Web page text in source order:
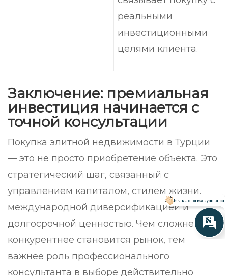
реальными
инвестиционными
целями клиента.
Заключение: премиальная
инвестиция начинается с
точной консультации
Покупка элитной недвижимости в Турции
— это не просто приобретение объекта. Это
стратегический шаг, связанный с
управлением капиталом, стилем жизни,
международной диверсификацией и
долгосрочной ценностью. Чем сложнее и
конкурентнее становится рынок, тем
важнее роль профессионального
консультанта в выборе действительно